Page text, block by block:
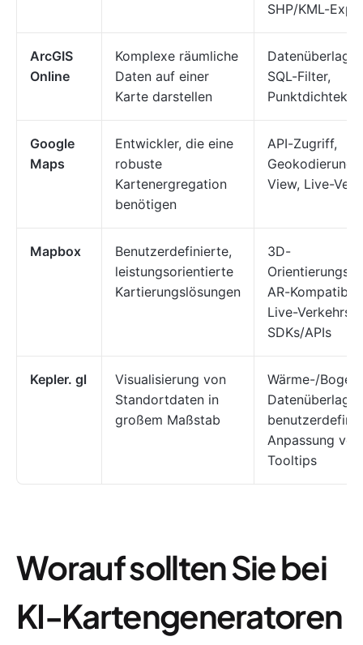
SHP/KML-
ArcGIS
Online
Komplexe räumliche
Daten auf einer
Karte darstellen
SQL-Filter,
Google
Maps
Entwickler, die eine
robuste
Kartenergregation
benötigen
API-Zugriff,
Geokodierung,
View, Live-
Mapbox
Benutzerdefinierte,
leistungsorientierte
Kartierungslösungen
3D-
AR-
Live-
SDKs/APIs
Kepler. gl
Visualisierung von
Standortdaten in
großem Maßstab
Wärme-/
Anpassung von
Tooltips
Worauf sollten Sie bei
KI-Kartengeneratoren